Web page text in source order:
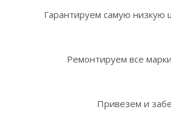
Гарантируем самую низкую
Ремонтируем все
Привезем и